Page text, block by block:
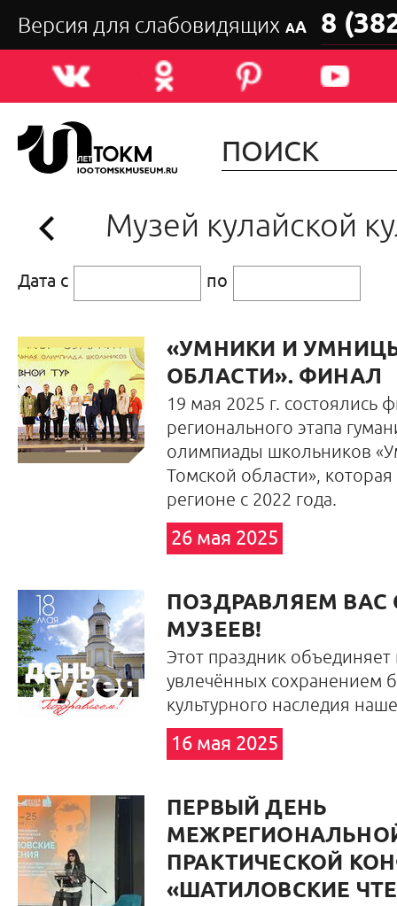
Версия для слабовидящих АА 8
Музей кулайской
Дата с по
«УМНИКИ И
ОБЛАСТИ». ФИНАЛ
19 мая 2025 г. состоялись
регионального этапа
олимпиады школьников
Томской области»,
регионе с 2022 года.
26 мая 2025
ПОЗДРАВЛЯЕМ ВАС
МУЗЕЕВ!
Этот праздник объединяет
увлечённых сохранением
культурного наследия
16 мая 2025
ПЕРВЫЙ ДЕНЬ
ПРАКТИЧЕСКОЙ
«ШАТИЛОВСКИЕ